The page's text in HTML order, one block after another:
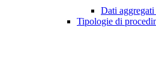
Dati
Tipologie di